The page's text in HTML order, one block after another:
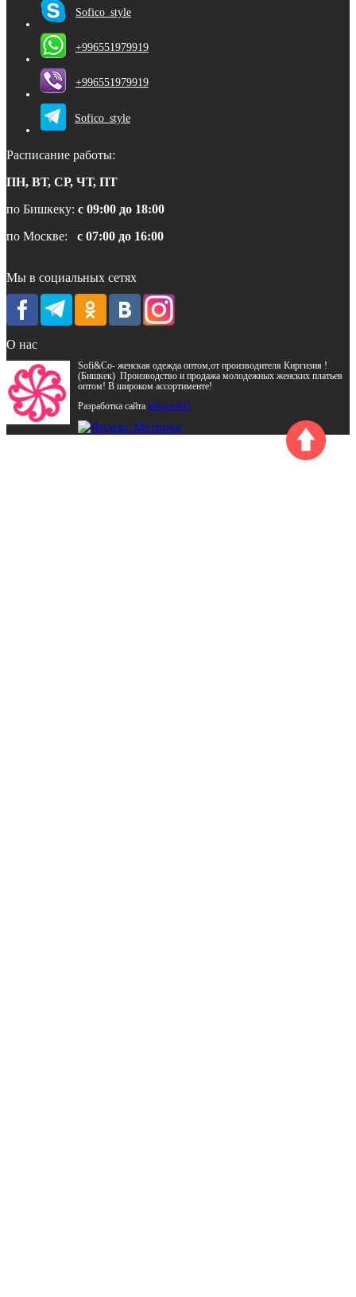
Sofico_style
+996551979919
+996551979919
Sofico_style
Расписание работы:
ПН, ВТ, СР, ЧТ, ПТ
по Бишкеку: с 09:00 до 18:00
по Москве: с 07:00 до 16:00
Мы в социальных сетях
О нас
Sofi&Co- женская одежда оптом,от производителя Киргизия !
(Бишкек) Производство и продажа молодежных женских платьев
оптом! В широком ассортименте!
Разработка сайта Inform.KG